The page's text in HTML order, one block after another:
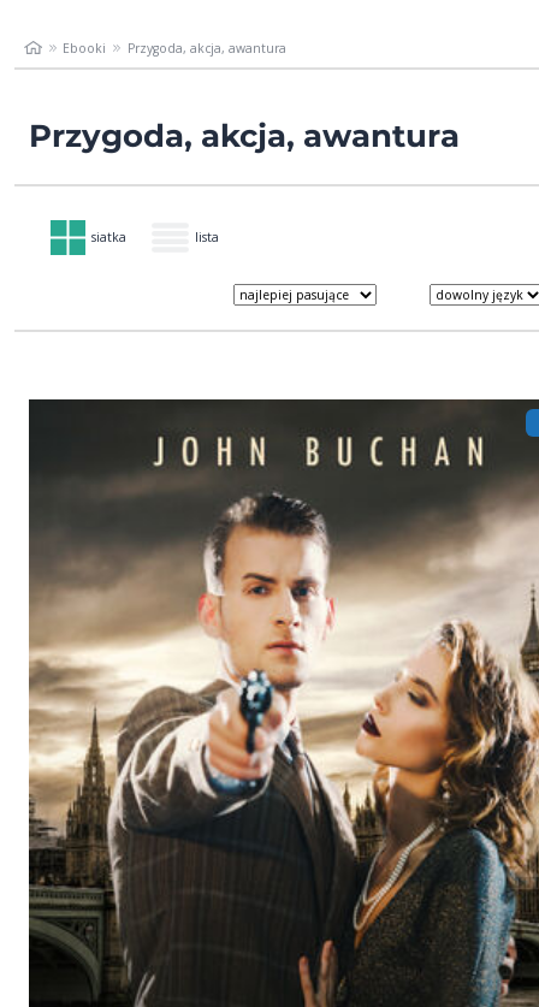
Ebooki Przygoda, akcja, awantura
Przygoda, akcja, awantura
siatka lista